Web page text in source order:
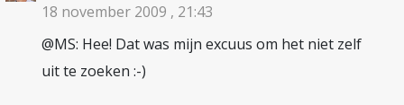
18 november 2009 , 21:43
@MS: Hee! Dat was mijn excuus om het niet zelf
uit te zoeken :-)